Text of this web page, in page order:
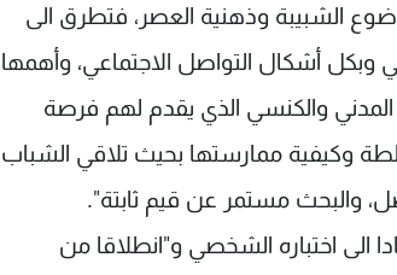
الشبيبة وذهنية العصر، فتطرق الى
وبكل أشكال التواصل الاجتماعي، وأهمها
المدني والكنسي الذي يقدم لهم فرصة
وكيفية ممارستها بحيث تلاقي الشباب
والبحث مستمر عن قيم ثابتة".
اختباره الشخصي و"انطلاقا من